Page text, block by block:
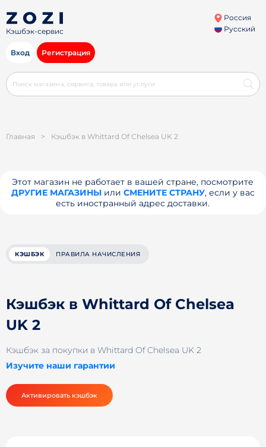
Кэшбэк-сервис
Россия
Русский
Вход Регистрация
Главная > Кэшбэк в Whittard Of Chelsea UK 2
Этот магазин не работает в вашей стране, посмотрите
ДРУГИЕ МАГАЗИНЫили СМЕНИТЕ СТРАНУ, если у вас
есть иностранный адрес доставки.
КЭШБЭК ПРАВИЛА НАЧИСЛЕНИЯ
Кэшбэк в Whittard Of Chelsea
UK 2
Кэшбэк за покупки в Whittard Of Chelsea UK 2
Изучите наши гарантии
Активировать кэшбэк